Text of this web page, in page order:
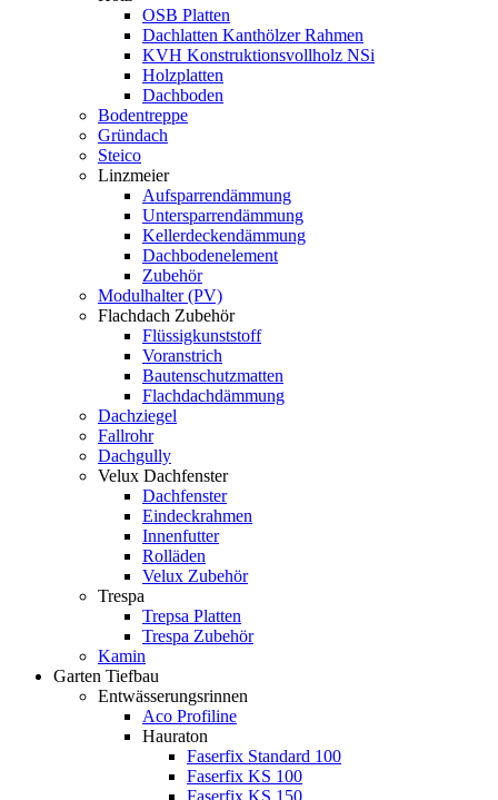
OSB Platten
Dachlatten Kanthölzer Rahmen
KVH Konstruktionsvollholz NSi
Holzplatten
Dachboden
Bodentreppe
Gründach
Steico
Linzmeier
Aufsparrendämmung
Untersparrendämmung
Kellerdeckendämmung
Dachbodenelement
Zubehör
Modulhalter (PV)
Flachdach Zubehör
Flüssigkunststoff
Voranstrich
Bautenschutzmatten
Flachdachdämmung
Dachziegel
Fallrohr
Dachgully
Velux Dachfenster
Dachfenster
Eindeckrahmen
Innenfutter
Rolläden
Velux Zubehör
Trespa
Trepsa Platten
Trespa Zubehör
Kamin
Garten Tiefbau
Entwässerungsrinnen
Aco Profiline
Hauraton
Faserfix Standard 100
Faserfix KS 100
Faserfix KS 150